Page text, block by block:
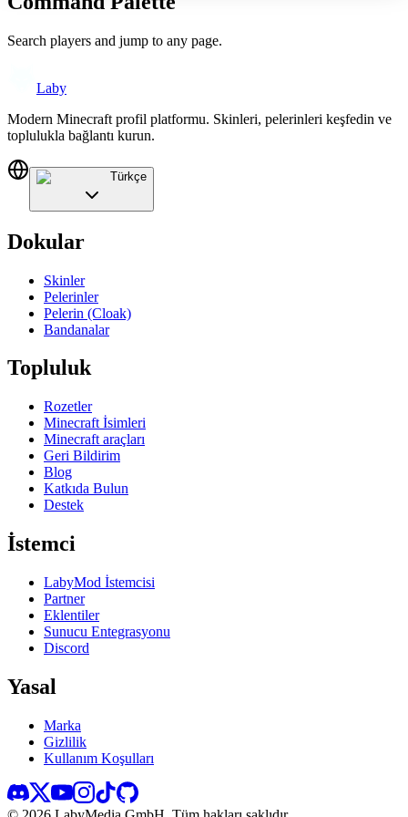
Search players and jump to any page.
Laby
Modern Minecraft profil platformu. Skinleri, pelerinleri keşfedin ve
toplulukla bağlantı kurun.
Türkçe
Dokular
Skinler
Pelerinler
Pelerin (Cloak)
Bandanalar
Topluluk
Rozetler
Minecraft İsimleri
Minecraft araçları
Geri Bildirim
Blog
Katkıda Bulun
Destek
İstemci
LabyMod İstemcisi
Partner
Eklentiler
Sunucu Entegrasyonu
Discord
Yasal
Marka
Gizlilik
Kullanım Koşulları